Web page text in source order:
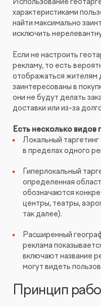
характеристиками
найти максимально
исключить
Если не настроить
рекламу, то есть
отображаться жителям
заинтересованы в
они не будут делать
доставки или из-за
Есть несколько видов
Локальный
в пределах одного
Гиперлокальный
определенная
обозначаются
центры, театры,
так далее).
Расширенный
реклама
включают название
могут видеть
Принцип